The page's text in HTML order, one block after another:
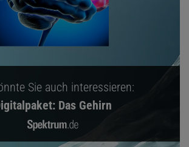
Sie auch interessieren:
Das Gehirn